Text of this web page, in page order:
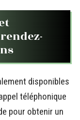
disponibles
téléphonique
pour obtenir un